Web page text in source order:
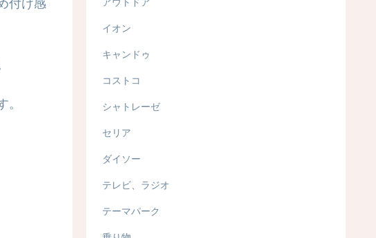
付け感
イオン
キャンドゥ
コストコ
シャトレーゼ
セリア
ダイソー
テレビ、ラジオ
テーマパーク